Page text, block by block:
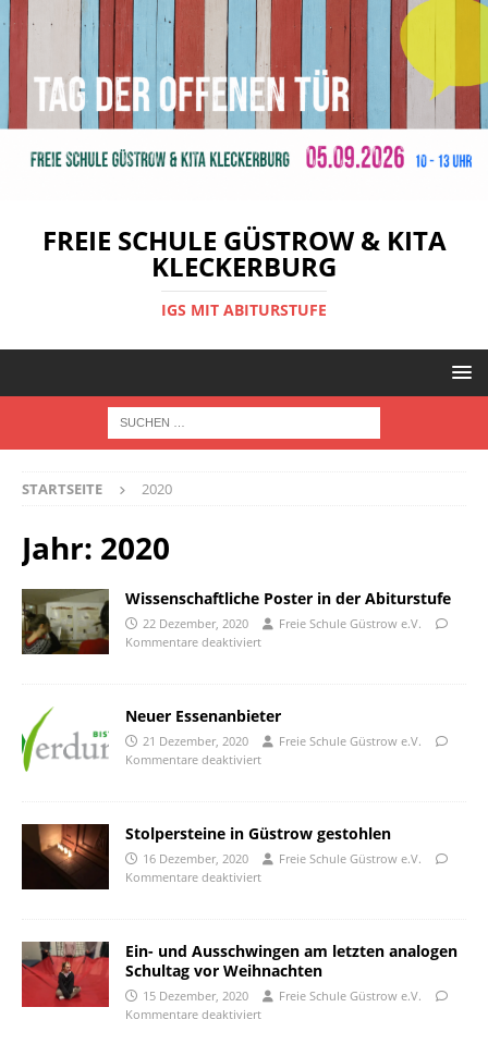
FREIE SCHULE GÜSTROW & KITA
KLECKERBURG
IGS MIT ABITURSTUFE
STARTSEITE 2020
Jahr: 2020
Wissenschaftliche Poster in der Abiturstufe
22 Dezember, 2020
Freie Schule Güstrow e.V.
Kommentare deaktiviert
Neuer Essenanbieter
21 Dezember, 2020
Freie Schule Güstrow e.V.
Kommentare deaktiviert
Stolpersteine in Güstrow gestohlen
16 Dezember, 2020
Freie Schule Güstrow e.V.
Kommentare deaktiviert
Ein- und Ausschwingen am letzten analogen
Schultag vor Weihnachten
15 Dezember, 2020
Freie Schule Güstrow e.V.
Kommentare deaktiviert